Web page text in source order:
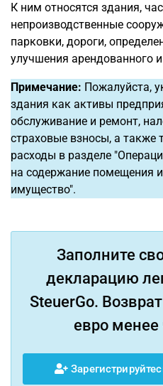
К ним относятся здания,
непроизводственные
парковки, дороги,
улучшения арендованного
Примечание: Пожалуйста,
здания как активы
обслуживание и ремонт,
страховые взносы, а также
расходы в разделе
на содержание помещения
имущество".
Заполните
декларацию
SteuerGo.
евро менее